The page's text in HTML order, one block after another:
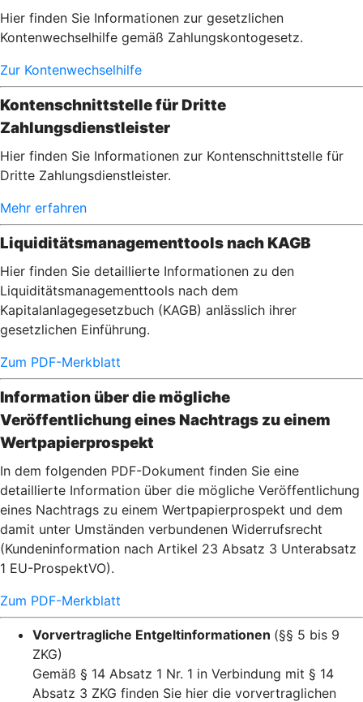
Hier finden Sie Informationen zur gesetzlichen
Kontenwechselhilfe gemäß Zahlungskontogesetz.
Zur Kontenwechselhilfe
Kontenschnittstelle für Dritte
Zahlungsdienstleister
Hier finden Sie Informationen zur Kontenschnittstelle für
Dritte Zahlungsdienstleister.
Mehr erfahren
Liquiditätsmanagementtools nach KAGB
Hier finden Sie detaillierte Informationen zu den
Liquiditätsmanagementtools nach dem
Kapitalanlagegesetzbuch (KAGB) anlässlich ihrer
gesetzlichen Einführung.
Zum PDF-Merkblatt
Information über die mögliche
Veröffentlichung eines Nachtrags zu einem
Wertpapierprospekt
In dem folgenden PDF-Dokument finden Sie eine
detaillierte Information über die mögliche Veröffentlichung
eines Nachtrags zu einem Wertpapierprospekt und dem
damit unter Umständen verbundenen Widerrufsrecht
(Kundeninformation nach Artikel 23 Absatz 3 Unterabsatz
1 EU-ProspektVO).
Zum PDF-Merkblatt
Vorvertragliche Entgeltinformationen (§§ 5 bis 9
ZKG)
Gemäß § 14 Absatz 1 Nr. 1 in Verbindung mit § 14
Absatz 3 ZKG finden Sie hier die vorvertraglichen